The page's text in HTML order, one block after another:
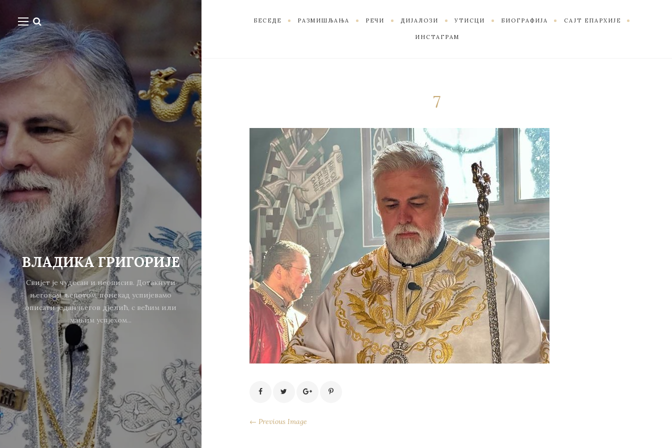
ВЛАДИКА ГРИГОРИЈЕ
Свијет је чудесан и неописив. Дотакнути
његовом љепотом, понекад успијевамо
описати један његов дјелић, с већим или
мањим успјехом...
БЕСЕДЕ РАЗМИШЉАЊА РЕЧИ ДИЈАЛОЗИ УТИСЦИ БИОГРАФИЈА САЈТ ЕПАРХИЈЕ
ИНСТАГРАМ
7
← Previous Image